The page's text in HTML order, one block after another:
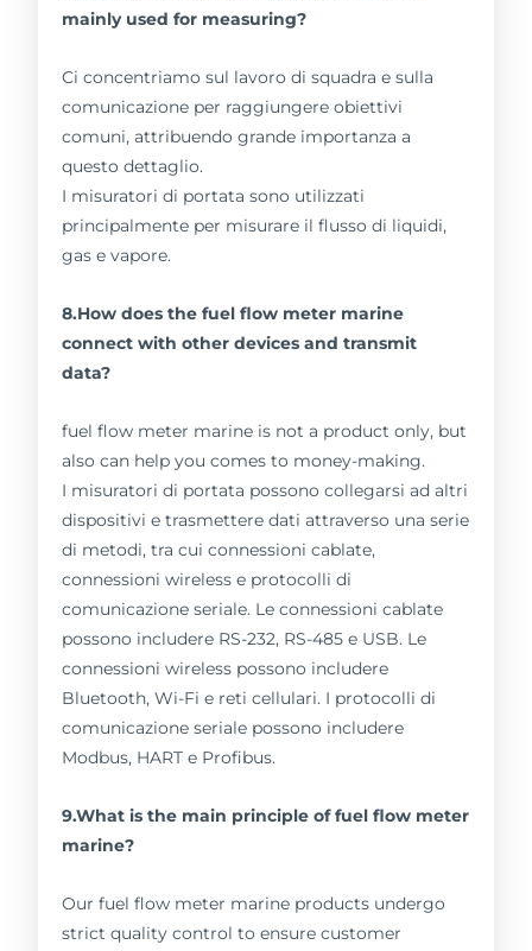
mainly used for measuring?
Ci concentriamo sul lavoro di squadra e sulla
comunicazione per raggiungere obiettivi
comuni, attribuendo grande importanza a
questo dettaglio.
I misuratori di portata sono utilizzati
principalmente per misurare il flusso di liquidi,
gas e vapore.
8.How does the fuel flow meter marine
connect with other devices and transmit
data?
fuel flow meter marine is not a product only, but
also can help you comes to money-making.
I misuratori di portata possono collegarsi ad altri
dispositivi e trasmettere dati attraverso una serie
di metodi, tra cui connessioni cablate,
connessioni wireless e protocolli di
comunicazione seriale. Le connessioni cablate
possono includere RS-232, RS-485 e USB. Le
connessioni wireless possono includere
Bluetooth, Wi-Fi e reti cellulari. I protocolli di
comunicazione seriale possono includere
Modbus, HART e Profibus.
9.What is the main principle of fuel flow meter
marine?
Our fuel flow meter marine products undergo
strict quality control to ensure customer